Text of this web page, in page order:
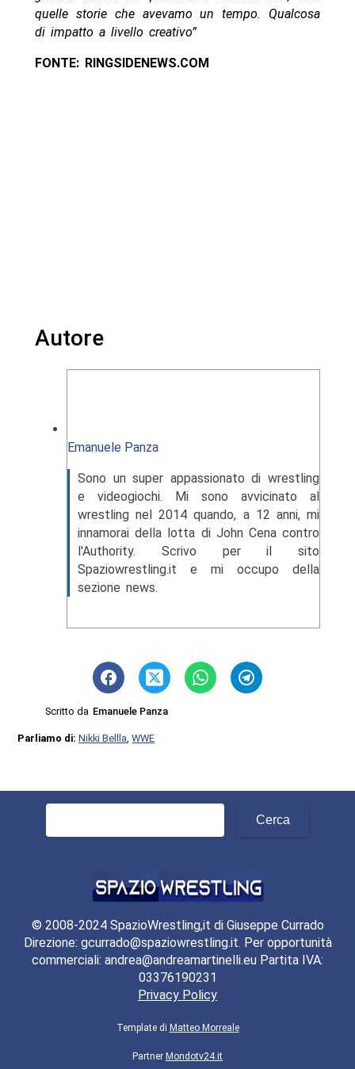
quelle storie che avevamo un tempo. Qualcosa
di impatto a livello creativo”
FONTE: RINGSIDENEWS.COM
Autore
Emanuele Panza
Sono un super appassionato di wrestling
e videogiochi. Mi sono avvicinato al
wrestling nel 2014 quando, a 12 anni, mi
innamorai della lotta di John Cena contro
l'Authority. Scrivo per il sito
Spaziowrestling.it e mi occupo della
sezione news.
Scritto da Emanuele Panza
Parliamo di:Nikki Bellla ,WWE
Ricerca
© 2008-2024 SpazioWrestling,it di Giuseppe Currado
Direzione: gcurrado@spaziowrestling.it. Per opportunità
commerciali: andrea@andreamartinelli.eu Partita IVA:
03376190231
Privacy Policy
Template di Matteo Morreale
Partner Mondotv24.it